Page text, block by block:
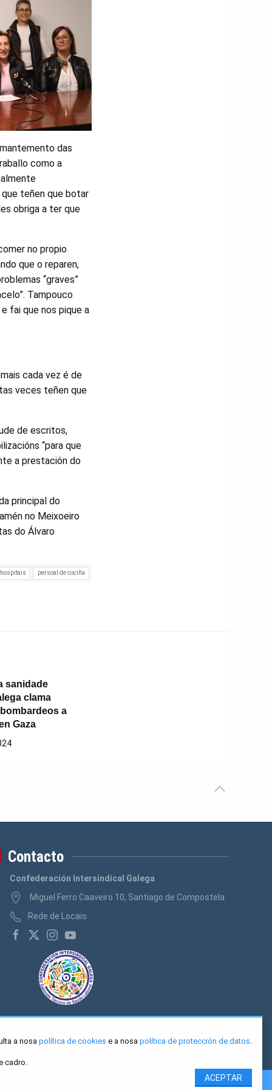
das
como a
que teñen que botar
obriga a ter que
no propio
que o reparen,
“graves”
Tampouco
fai que nos pique a
cada vez é de
veces teñen que
de escritos,
“para que
a prestación do
principal do
no Meixoeiro
do Álvaro
hospitais persoal de cociña
sanidade
clama
a
Gaza
Contacto
Confederación Intersindical Galega
Miguel Ferro Caaveiro 10, Santiago de Compostela
Rede de Locais
a nosa política de cookies e a nosa política de protección de datos.
cadro.
ACEPTAR